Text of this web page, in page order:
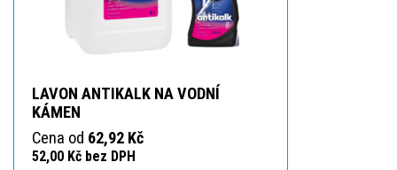
LAVON ANTIKALK NA VODNÍ
KÁMEN
Cena od 62,92 Kč
52,00 Kč bez DPH